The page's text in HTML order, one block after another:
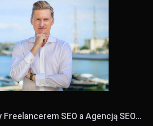
SEO a Agencją SEO...